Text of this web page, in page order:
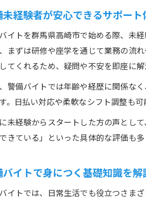
未経験者が安心できるサポート
イトを群馬県高崎市で始める際、未
まずは研修や座学を通じて業務の流
てくれるため、疑問や不安を即座に解
警備バイトでは年齢や経歴に関係な
。日払い対応や柔軟なシフト調整も
未経験からスタートした方の声とし
きている」といった具体的な評価も
バイトで身につく基礎知識を解
イトでは、日常生活でも役立つさま